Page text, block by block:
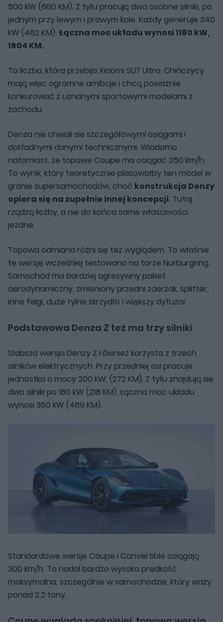
500 kW (680 KM). Z tyłu pracują dwa osobne silniki, po
jednym przy lewym i prawym kole. Każdy generuje 340
kW (462 KM). Łączna moc układu wynosi 1180 kW,
1604 KM.
To liczba, która przebija Xiaomi SU7 Ultra. Chińczycy
mają więc ogromne amibcje i chcą poważnie
konkurować z uznanymi sportowymi modelami z
zachodu.
Denza nie chwali się szczegółowymi osiągami i
dokładnymi danymi technicznymi. Wiadomo
natomiast, że topowe Coupe ma osiągać 350 km/h.
To wynik, który teoretycznie plasowałby ten model w
gronie supersamochodów, choć konstrukcja Denzy
opiera się na zupełnie innej koncepcji. Tutaj
rządzą liczby, a nie do końca same właściwości
jezdne.
Topowa odmiana różni się też wyglądem. To właśnie
tę wersję wcześniej testowano na torze Nurburgring.
Samochód ma bardziej agresywny pakiet
aerodynamiczny, zmieniony przedni zderzak, splitter,
inne felgi, duże tylne skrzydło i większy dyfuzor.
Podstawowa Denza Z też ma trzy silniki
Słabsza wersja Denzy Z również korzysta z trzech
silników elektrycznych. Przy przedniej osi pracuje
jednostka o mocy 200 kW, (272 KM). Z tyłu znajdują się
dwa silniki po 160 kW (218 KM). Łączna moc układu
wynosi 360 kW (489 KM).
Standardowe wersje Coupe i Convertible osiągają
300 km/h. To nadal bardzo wysoka prędkość
maksymalna, szczególnie w samochodzie, który waży
ponad 2,2 tony.